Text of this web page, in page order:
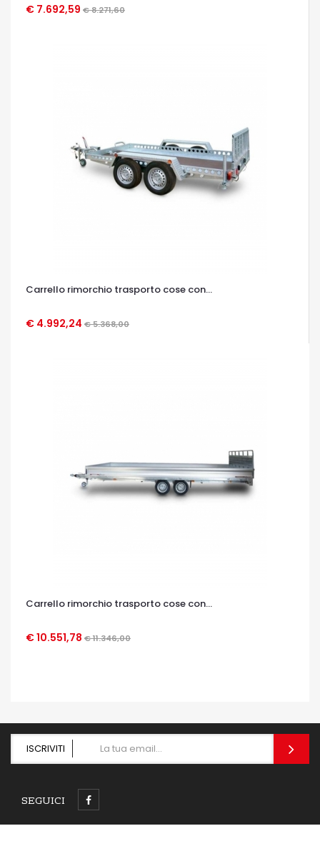
€ 7.692,59 € 8.271,60
OCCHIATA VELOCE
Carrello rimorchio trasporto cose con...
€ 4.992,24 € 5.368,00
OCCHIATA VELOCE
Carrello rimorchio trasporto cose con...
€ 10.551,78 € 11.346,00
OCCHIATA VELOCE
ISCRIVITI
SEGUICI